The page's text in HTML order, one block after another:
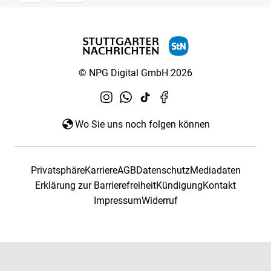
© NPG Digital GmbH 2026
Wo Sie uns noch folgen können
PrivatsphäreKarriereAGBDatenschutzMediadaten
Erklärung zur BarrierefreiheitKündigungKontakt
ImpressumWiderruf